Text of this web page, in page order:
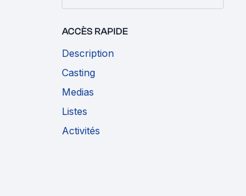
ACCÈS RAPIDE
Description
Casting
Medias
Listes
Activités